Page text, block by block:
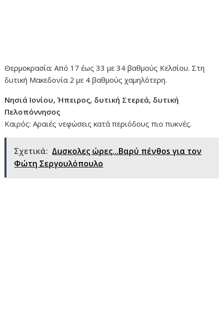
Θερμοκρασία: Από 17 έως 33 με 34 βαθμούς Κελσίου. Στη
δυτική Μακεδονία 2 με 4 βαθμούς χαμηλότερη.
Νησιά Ιονίου, Ήπειρος, δυτική Στερεά, δυτική
Πελοπόννησος
Καιρός: Αραιές νεφώσεις κατά περιόδους πιο πυκνές.
Σχετικά: Δuσκολες ώρες...Βαρύ πένθos για τον
Φώτη Σεργουλόπουλο